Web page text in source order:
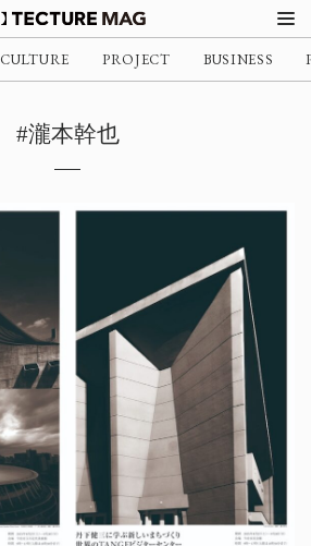
CULTURE PROJECT BUSINESS
#瀧本幹也